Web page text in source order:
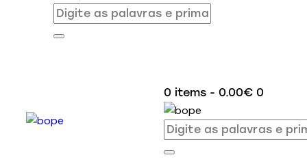
0 items - 0.00€ 0